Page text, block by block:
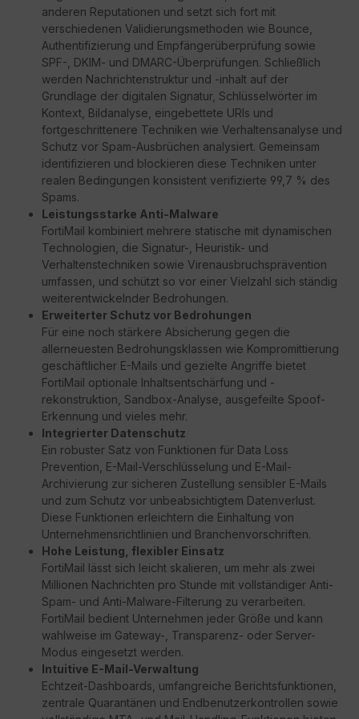
anderen Reputationen und setzt sich fort mit
verschiedenen Validierungsmethoden wie Bounce,
Authentifizierung und Empfängerüberprüfung sowie
SPF-, DKIM- und DMARC-Überprüfungen. Schließlich
werden Nachrichtenstruktur und -inhalt auf der
Grundlage der digitalen Signatur, Schlüsselwörter im
Kontext, Bildanalyse, eingebettete URIs und
fortgeschrittenere Techniken wie Verhaltensanalyse und
Schutz vor Spam-Ausbrüchen analysiert. Gemeinsam
identifizieren und blockieren diese Techniken unter
realen Bedingungen konsistent verifizierte 99,7 % des
Spams.
Leistungsstarke Anti-Malware
FortiMail kombiniert mehrere statische mit dynamischen
Technologien, die Signatur-, Heuristik- und
Verhaltenstechniken sowie Virenausbruchsprävention
umfassen, und schützt so vor einer Vielzahl sich ständig
weiterentwickelnder Bedrohungen.
Erweiterter Schutz vor Bedrohungen
Für eine noch stärkere Absicherung gegen die
allerneuesten Bedrohungsklassen wie Kompromittierung
geschäftlicher E-Mails und gezielte Angriffe bietet
FortiMail optionale Inhaltsentschärfung und -
rekonstruktion, Sandbox-Analyse, ausgefeilte Spoof-
Erkennung und vieles mehr.
Integrierter Datenschutz
Ein robuster Satz von Funktionen für Data Loss
Prevention, E-Mail-Verschlüsselung und E-Mail-
Archivierung zur sicheren Zustellung sensibler E-Mails
und zum Schutz vor unbeabsichtigtem Datenverlust.
Diese Funktionen erleichtern die Einhaltung von
Unternehmensrichtlinien und Branchenvorschriften.
Hohe Leistung, flexibler Einsatz
FortiMail lässt sich leicht skalieren, um mehr als zwei
Millionen Nachrichten pro Stunde mit vollständiger Anti-
Spam- und Anti-Malware-Filterung zu verarbeiten.
FortiMail bedient Unternehmen jeder Größe und kann
wahlweise im Gateway-, Transparenz- oder Server-
Modus eingesetzt werden.
Intuitive E-Mail-Verwaltung
Echtzeit-Dashboards, umfangreiche Berichtsfunktionen,
zentrale Quarantänen und Endbenutzerkontrollen sowie